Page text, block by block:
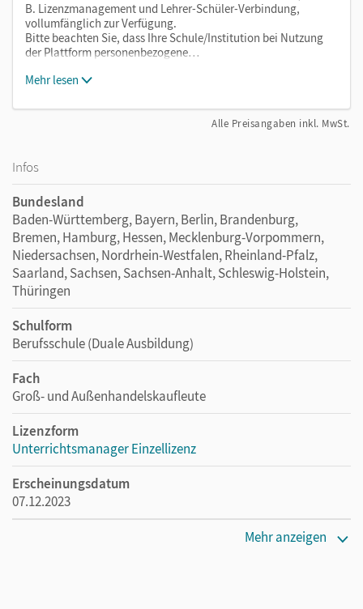
B. Lizenzmanagement und Lehrer-Schüler-Verbindung,
vollumfänglich zur Verfügung.
Bitte beachten Sie, dass Ihre Schule/Institution bei Nutzung
der Plattform personenbezogene…
Mehr lesen
Alle Preisangaben inkl. MwSt.
Infos
Bundesland
Baden-Württemberg, Bayern, Berlin, Brandenburg,
Bremen, Hamburg, Hessen, Mecklenburg-Vorpommern,
Niedersachsen, Nordrhein-Westfalen, Rheinland-Pfalz,
Saarland, Sachsen, Sachsen-Anhalt, Schleswig-Holstein,
Thüringen
Schulform
Berufsschule (Duale Ausbildung)
Fach
Groß- und Außenhandelskaufleute
Lizenzform
Unterrichtsmanager Einzellizenz
Erscheinungsdatum
07.12.2023
Mehr anzeigen